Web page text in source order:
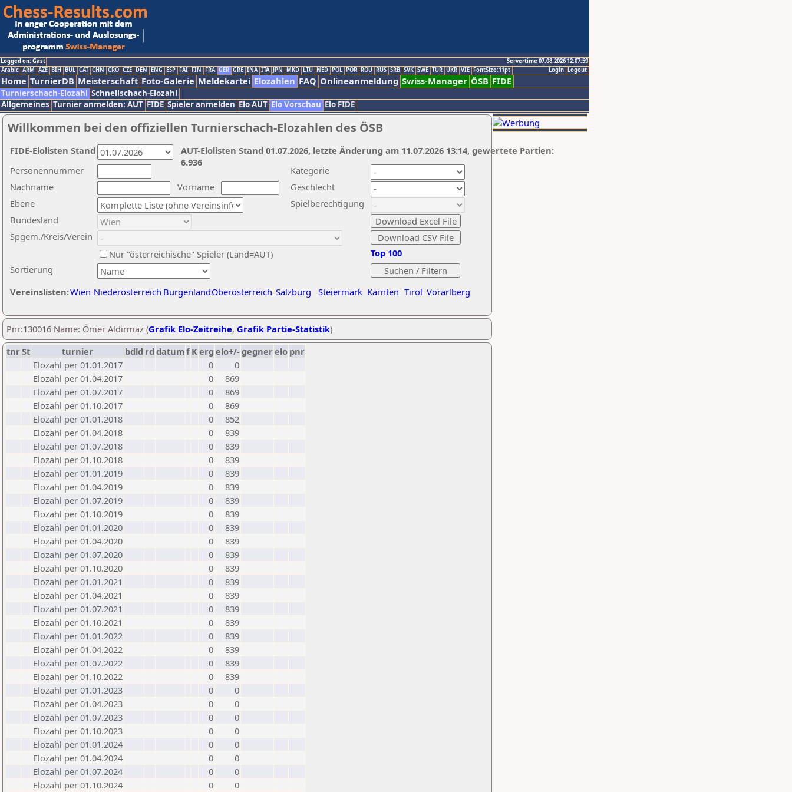
Logged on: Gast
Servertime 07.08.2026 12:07:59
Logout
Login
Arabic ARM AZE BIH BUL CAT CHN CRO CZE DEN ENG ESP FAI FIN FRA GER GRE INA ITA JPN MKD LTU NED POL POR ROU RUS SRB SVK SWE TUR UKR VIE FontSize:11pt
Home TurnierDB Meisterschaft Foto-Galerie Meldekartei Elozahlen FAQ Onlineanmeldung Swiss-Manager ÖSB FIDE
Turnierschach-Elozahl Schnellschach-Elozahl
Allgemeines Turnier anmelden: AUT FIDE Spieler anmelden Elo AUT Elo Vorschau Elo FIDE
Willkommen bei den offiziellen Turnierschach-Elozahlen des ÖSB
Nachname
Vorname
Ebene
Kategorie
Sortierung
Personennummer
Bundesland
Spgem./Kreis/Verein
Geschlecht
Nur "österreichische" Spieler (Land=AUT)
Spielberechtigung
Vereinslisten:Wien Niederösterreich BurgenlandOberösterreich Salzburg Steiermark Kärnten Tirol Vorarlberg
Top 100
AUT-Elolisten Stand 01.07.2026, letzte Änderung am 11.07.2026 13:14, gewertete Partien:
6.936
FIDE-Elolisten Stand
Pnr:130016 Name: Ömer Aldirmaz (Grafik Elo-Zeitreihe, Grafik Partie-Statistik)
tnrSt turnier bdld rd datumf Kerg elo+/-gegnerelo pnr
Elozahl per 01.01.2017
0
0
Elozahl per 01.04.2017
0
869
Elozahl per 01.07.2017
0
869
Elozahl per 01.10.2017
0
869
Elozahl per 01.01.2018
0
852
Elozahl per 01.04.2018
0
839
Elozahl per 01.07.2018
0
839
Elozahl per 01.10.2018
0
839
Elozahl per 01.01.2019
0
839
Elozahl per 01.04.2019
0
839
Elozahl per 01.07.2019
0
839
Elozahl per 01.10.2019
0
839
Elozahl per 01.01.2020
0
839
Elozahl per 01.04.2020
0
839
Elozahl per 01.07.2020
0
839
Elozahl per 01.10.2020
0
839
Elozahl per 01.01.2021
0
839
Elozahl per 01.04.2021
0
839
Elozahl per 01.07.2021
0
839
Elozahl per 01.10.2021
0
839
Elozahl per 01.01.2022
0
839
Elozahl per 01.04.2022
0
839
Elozahl per 01.07.2022
0
839
Elozahl per 01.10.2022
0
839
Elozahl per 01.01.2023
0
0
Elozahl per 01.04.2023
0
0
Elozahl per 01.07.2023
0
0
Elozahl per 01.10.2023
0
0
Elozahl per 01.01.2024
0
0
Elozahl per 01.04.2024
0
0
Elozahl per 01.07.2024
0
0
Elozahl per 01.10.2024
0 0